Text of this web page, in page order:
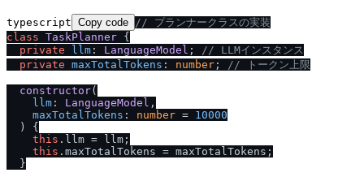
typescript Copy code / / プランナークラスの実装
class TaskPlanner {
private
llm : LanguageModel ; / / LLMインスタンス
private maxTotalTokens : number ; / / トークン上限
constructor(
llm : LanguageModel ,
maxTotalTokens : number = 10000
) {
this . llm = llm;
this . maxTotalTokens = maxTotalTokens;
  }